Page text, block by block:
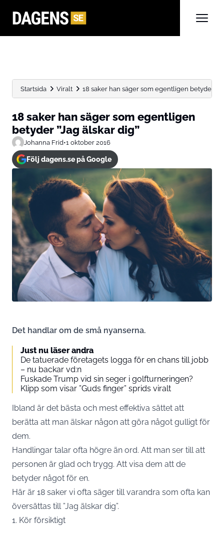
Startsida Viralt 18 saker han säger som egentligen betyder
18 saker han säger som egentligen
betyder ”Jag älskar dig”
Johanna Frid•1 oktober 2016
Följ dagens.se på Google
Det handlar om de små nyanserna.
Just nu läser andra
De tatuerade företagets logga för en chans till jobb
– nu backar vd:n
Fuskade Trump vid sin seger i golfturneringen?
Klipp som visar ”Guds finger” sprids viralt
Ibland är det bästa och mest effektiva sättet att
berätta att man älskar någon att göra något gulligt för
dem.
Handlingar talar ofta högre än ord. Att man ser till att
personen är glad och trygg. Att visa dem att de
betyder något för en.
Här är 18 saker vi ofta säger till varandra som ofta kan
översättas till ”Jag älskar dig”.
1. Kör försiktigt